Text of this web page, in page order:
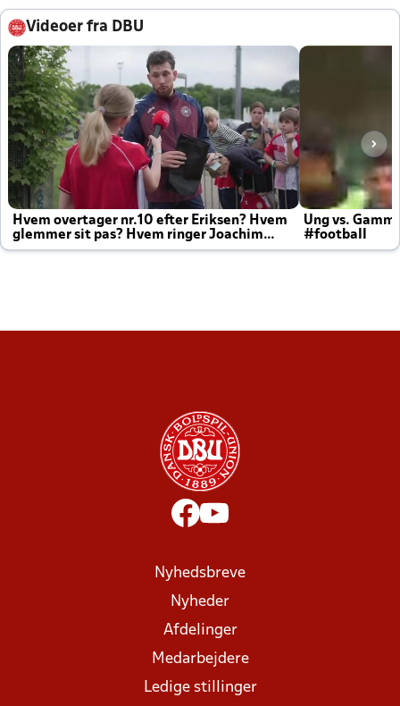
Videoer fra DBU
Hvem overtager nr.10 efter Eriksen? Hvem
glemmer sit pas? Hvem ringer Joachim
altid til efter kampe?
Ung vs.
#football
Nyhedsbreve
Nyheder
Afdelinger
Medarbejdere
Ledige stillinger